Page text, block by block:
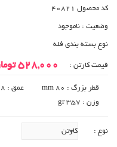
کد محصول 40821
وضعیت : ناموجود
نوع بسته بندی فله
قیمت کارتن : 528,000 تومان
قطر بزرگ : 80 mm عمق : 148 mm
وزن : 357 gr
نوع :